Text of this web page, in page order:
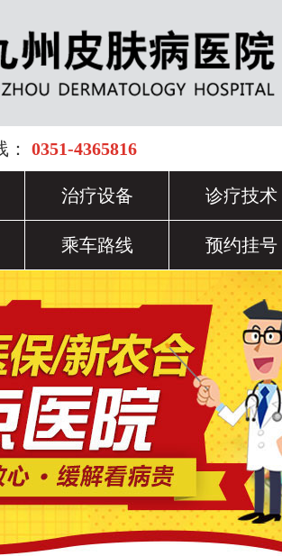
： 0351-4365816
治疗设备 诊疗技术
乘车路线 预约挂号